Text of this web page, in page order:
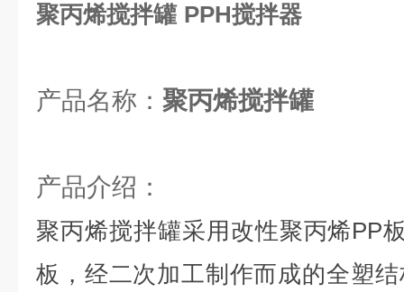
聚丙烯搅拌罐 PPH搅拌器
产品名称：聚丙
产品介绍：
聚丙烯搅拌罐采用改性聚丙烯PP
板，经二次加工制作而成的全塑